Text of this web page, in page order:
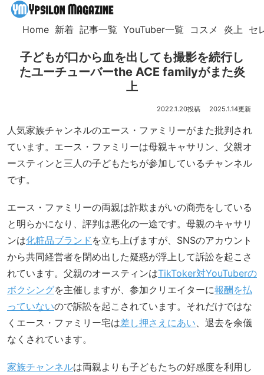
Home 新着 記事一覧 YouTuber一覧 コスメ 炎上 セ
子どもが口から血を出しても撮影を続行し
たユーチューバーthe ACE familyがまた炎
上
2022.1.20 2025.1.14
人気家族チャンネルのエース・ファミリーがまた批判され
ています。エース・ファミリーは母親キャサリン、父親オ
ースティンと三人の子どもたちが参加しているチャンネル
です。
エース・ファミリーの両親は詐欺まがいの商売をしている
と明らかになり、評判は悪化の一途です。母親のキャサリ
ンは化粧品ブランド を立ち上げますが、SNSのアカウント
から共同経営者を閉め出した疑惑が浮上して訴訟を起こさ
れています。父親のオースティンはTikToker対YouTuberの
ボクシングを主催しますが、参加クリエイターに報酬を払
っていないので訴訟を起こされています。それだけではな
くエース・ファミリー宅は差し押さえにあい、退去を余儀
なくされています。
家族チャンネルは両親よりも子どもたちの好感度を利用し